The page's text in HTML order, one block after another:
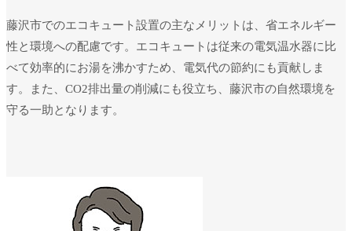
藤沢市でのエコキュート設置の主なメリットは、省エネルギー
性と環境への配慮です。エコキュートは従来の電気温水器に比
べて効率的にお湯を沸かすため、電気代の節約にも貢献しま
す。また、CO2排出量の削減にも役立ち、藤沢市の自然環境を
守る一助となります。